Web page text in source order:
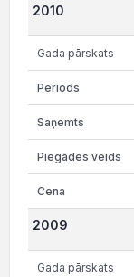
2010
Gada pārskats
2009
Gada pārskats